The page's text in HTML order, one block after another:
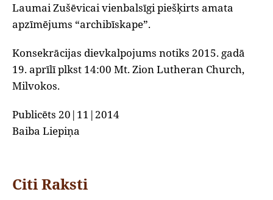
Laumai Zušēvicai vienbalsīgi piešķirts amata
apzīmējums “archibīskape”.
Konsekrācijas dievkalpojums notiks 2015. gadā
19. aprīlī plkst 14:00 Mt. Zion Lutheran Church,
Milvokos.
Publicēts 20|11|2014
Baiba Liepiņa
Citi Raksti